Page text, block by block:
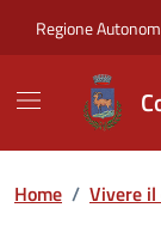
Regione
Home / Vivere